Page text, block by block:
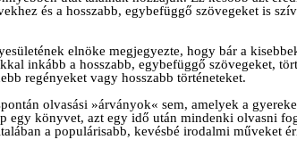
és a hosszabb, egybefüggő szövegeket is
elnöke megjegyezte, hogy bár a
inkább a hosszabb, egybefüggő szövegeket,
regényeket vagy hosszabb történeteket.
olvasási »árványok« sem, amelyek a
egy könyvet, azt egy idő után mindenki olvasni
a populárisabb, kevésbé irodalmi műveket